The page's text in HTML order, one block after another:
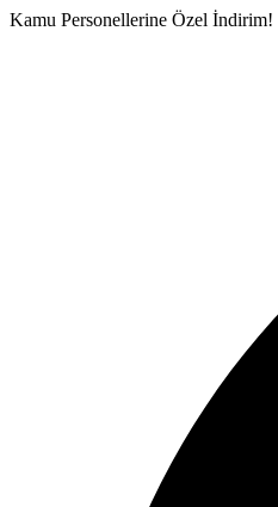
İçeriğe
Kamu Personellerine Özel İndirim!